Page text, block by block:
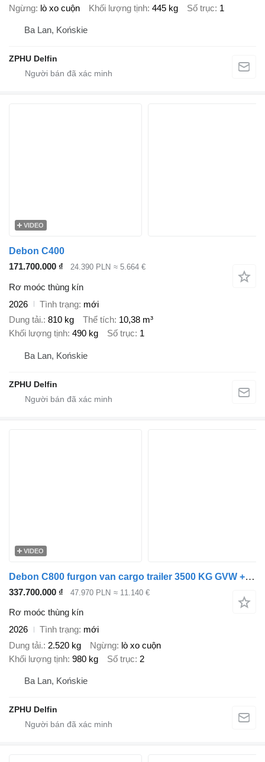
Ngừng lò xo cuộn Khối lượng tịnh 445 kg Số trục 1
Ba Lan, Końskie
ZPHU Delfin
VIDEO
Debon C400
171.700.000 ₫
24.390 PLN ≈ 5.664 €
Rơ moóc thùng kín
2026
Tình trạng mới
Dung tải. 810 kg Thể tích 10,38 m³
Khối lượng tịnh 490 kg Số trục 1
Ba Lan, Końskie
ZPHU Delfin
VIDEO
Debon C800 furgon van cargo trailer 3500 KG GVW + side flap and ramp
337.700.000 ₫ 47.970 PLN ≈ 11.140 €
Rơ moóc thùng kín
2026
Tình trạng mới
Dung tải. 2.520 kg Ngừng lò xo cuộn
Khối lượng tịnh 980 kg Số trục 2
Ba Lan, Końskie
ZPHU Delfin